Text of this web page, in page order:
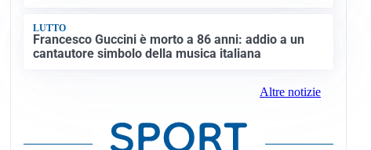
LUTTO
Francesco Guccini è morto a 86 anni: addio a un
cantautore simbolo della musica italiana
Altre notizie